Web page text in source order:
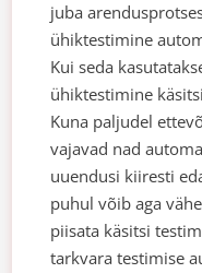
juba
ühiktestimine
Kui seda
ühiktestimine
Kuna paljudel
vajavad nad
uuendusi kiiresti
puhul võib aga
piisata käsitsi
tarkvara testimise